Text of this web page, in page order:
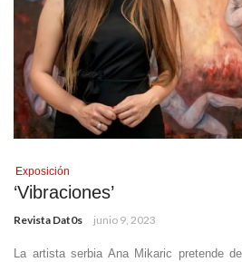
Exposición
‘Vibraciones’
Revista Dat0s junio 9, 2023
La artista serbia Ana Mikaric pretende